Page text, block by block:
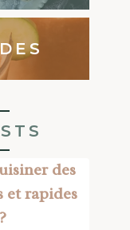
des
et rapides